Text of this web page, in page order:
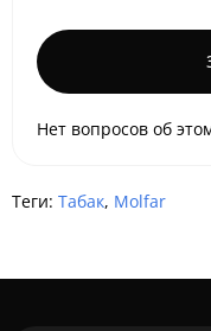
Нет вопросов об
Теги: Табак, Molfar